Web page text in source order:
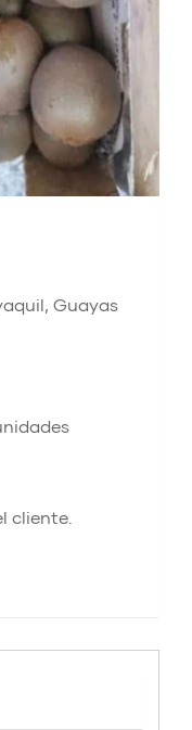
Guayas
cliente.